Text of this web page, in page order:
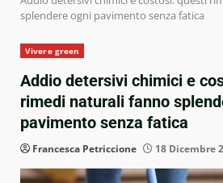
splendere ogni pavimento senza fatica
Vivere green
Addio detersivi chimici e
rimedi naturali fanno
pavimento senza fatica
Francesca Petriccione 18 Dicembre